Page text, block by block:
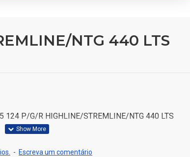
NTG 440 LTS
124 P/G/R HIGHLINE/STREMLINE/NTG 440 LTS
- Escreva um comentário